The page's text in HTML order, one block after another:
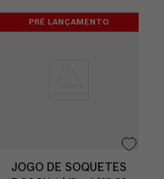
PRÉ LANÇAMENTO
JOGO DE SOQUETES